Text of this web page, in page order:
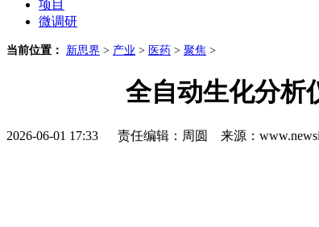
项目
微调研
当前位置： 新思界 > 产业 > 医药 > 聚焦 >
全自动生化分析
2026-06-01 17:33 责任编辑：周圆 来源：